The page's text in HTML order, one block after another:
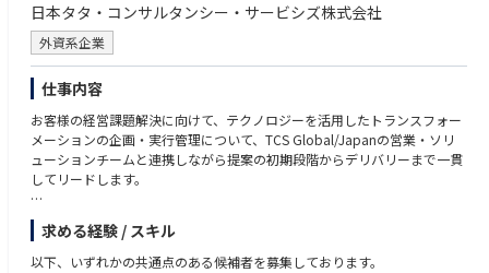
日本タタ・コンサルタンシー・サービシズ株式会社
外資系企業
仕事内容
お客様の経営課題解決に向けて、テクノロジーを活用したトランスフォー
メーションの企画・実行管理について、TCS Global/Japanの営業・ソリ
ューションチームと連携しながら提案の初期段階からデリバリーまで一貫
してリードします。
以下の5つの領域のトランスフォーメーションの企画・実行の経験のある
プロフェッショナルを募集します。
(1) CX Transformation: デジタルを活用したマーケティング、顧客接点・
求める経験 / スキル
以下、いずれかの共通点のある候補者を募集しております。